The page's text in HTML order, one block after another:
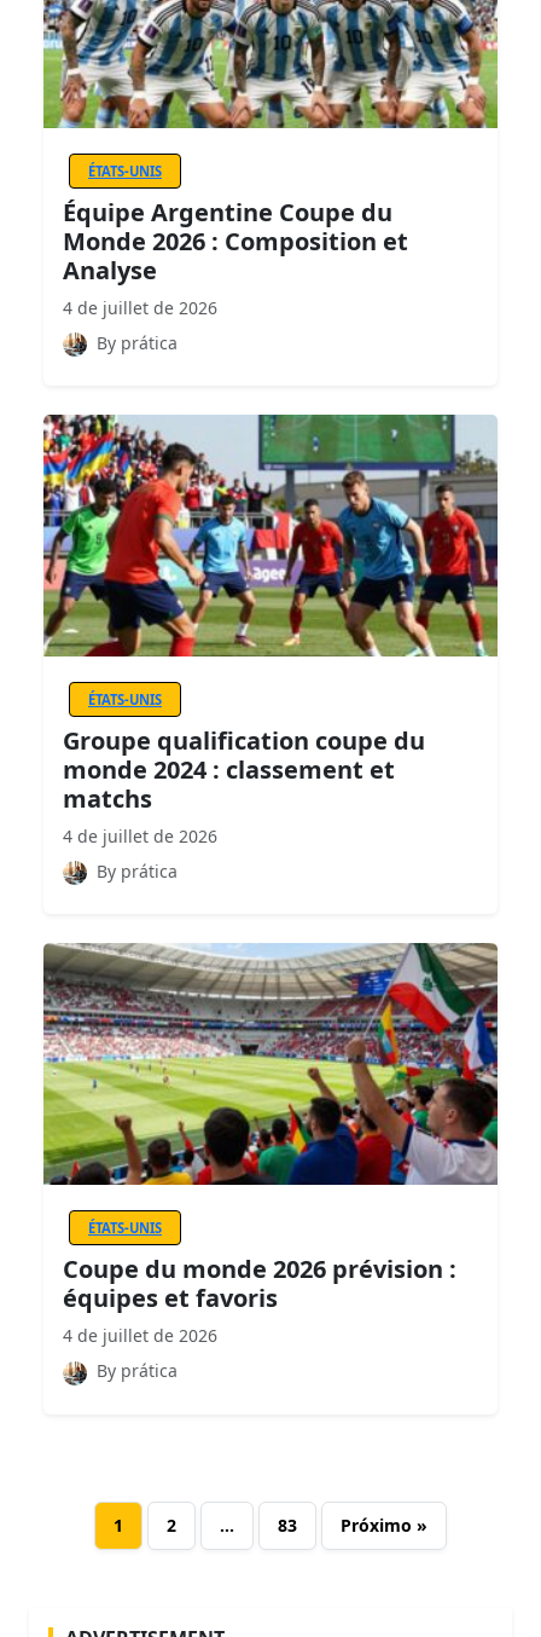
ÉTATS-UNIS
Équipe Argentine Coupe du
Monde 2026 : Composition et
Analyse
4 de juillet de 2026
By prática
ÉTATS-UNIS
Groupe qualification coupe du
monde 2024 : classement et
matchs
4 de juillet de 2026
By prática
ÉTATS-UNIS
Coupe du monde 2026 prévision :
équipes et favoris
4 de juillet de 2026
By prática
1 2 … 83 Próximo »